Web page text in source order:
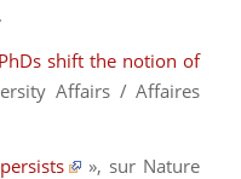
.
shift the notion of
Affairs / Affaires
», sur Nature